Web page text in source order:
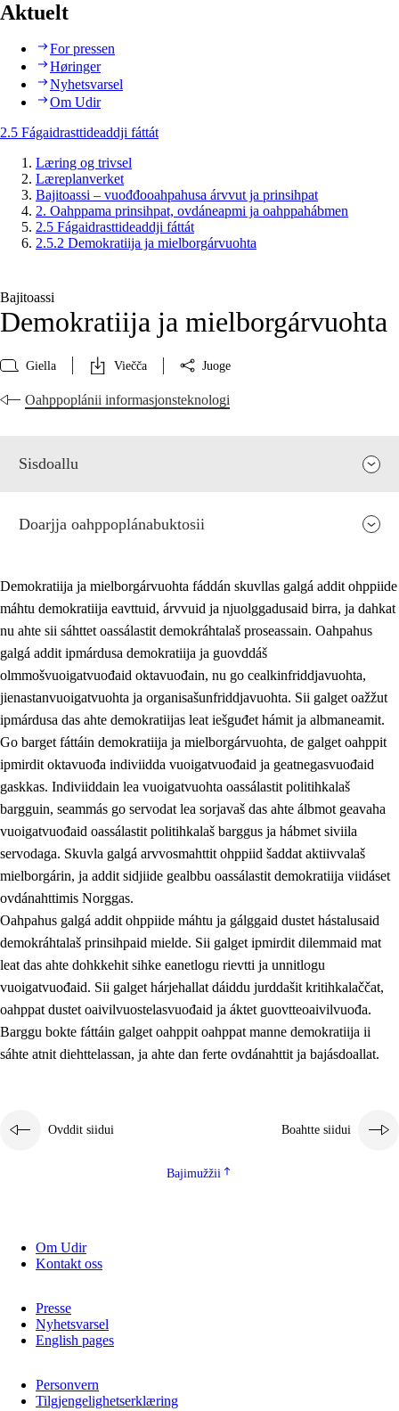
Aktuelt
For pressen
Høringer
Nyhetsvarsel
Om Udir
2.5 Fágaidrasttideaddji fáttát
Læring og trivsel
Læreplanverket
Bajitoassi – vuođđooahpahusa árvvut ja prinsihpat
2. Oahppama prinsihpat, ovdáneapmi ja oahppahábmen
2.5 Fágaidrasttideaddji fáttát
2.5.2 Demokratiija ja mielborgárvuohta
Bajitoassi
Demokratiija ja mielborgárvuohta
Giella Viečča Juoge
Oahppoplánii informasjonsteknologi
Sisdoallu
2. Oahppama prinsihpat, ovdáneapmi ja oahppahábmen
2.1 Sosiála oahppan ja ovdáneapmi
2.2 Gealbu fágain
2.3 Vuođđogálggat
2.4 Oahppat oahppat
Fágaidrasttideaddji fáttát
2.5 Fágaidrasttideaddji fáttát
2.5.1 Álbmotdearvvašvuohta ja eallimis birget
2.5.2 Demokratiija ja mielborgárvuohta
2.5.3 Guoddevaš ovdáneapmi
Doarjja oahppoplánabuktosii
Demokratiija ja mielborgárvuohta fáddán skuvllas galgá addit ohppiide
máhtu demokratiija eavttuid, árvvuid ja njuolggadusaid birra, ja dahkat
nu ahte sii sáhttet oassálastit demokráhtalaš proseassain. Oahpahus
galgá addit ipmárdusa demokratiija ja guovddáš
olmmošvuoigatvuođaid oktavuođain, nu go cealkinfriddjavuohta,
jienastanvuoigatvuohta ja organisašunfriddjavuohta. Sii galget oažžut
ipmárdusa das ahte demokratiijas leat iešguđet hámit ja albmaneamit.
Go barget fáttáin demokratiija ja mielborgárvuohta, de galget oahppit
ipmirdit oktavuođa indiviidda vuoigatvuođaid ja geatnegasvuođaid
gaskkas. Indiviiddain lea vuoigatvuohta oassálastit politihkalaš
bargguin, seammás go servodat lea sorjavaš das ahte álbmot geavaha
vuoigatvuođaid oassálastit politihkalaš barggus ja hábmet siviila
servodaga. Skuvla galgá arvvosmahttit ohppiid šaddat aktiivvalaš
mielborgárin, ja addit sidjiide gealbbu oassálastit demokratiija viidáset
ovdánahttimis Norggas.
Oahpahus galgá addit ohppiide máhtu ja gálggaid dustet hástalusaid
demokráhtalaš prinsihpaid mielde. Sii galget ipmirdit dilemmaid mat
leat das ahte dohkkehit sihke eanetlogu rievtti ja unnitlogu
vuoigatvuođaid. Sii galget hárjehallat dáiddu jurddašit kritihkalaččat,
oahppat dustet oaivilvuostelasvuođaid ja áktet guovtteoaivilvuođa.
Barggu bokte fáttáin galget oahppit oahppat manne demokratiija ii
sáhte atnit diehttelassan, ja ahte dan ferte ovdánahttit ja bajásdoallat.
Ovddit siidui Boahtte siidui
Bajimužžii
Om Udir
Kontakt oss
Presse
Nyhetsvarsel
English pages
Personvern
Tilgjengelighetserklæring